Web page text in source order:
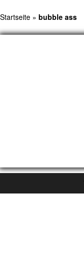
Startseite » bubble ass